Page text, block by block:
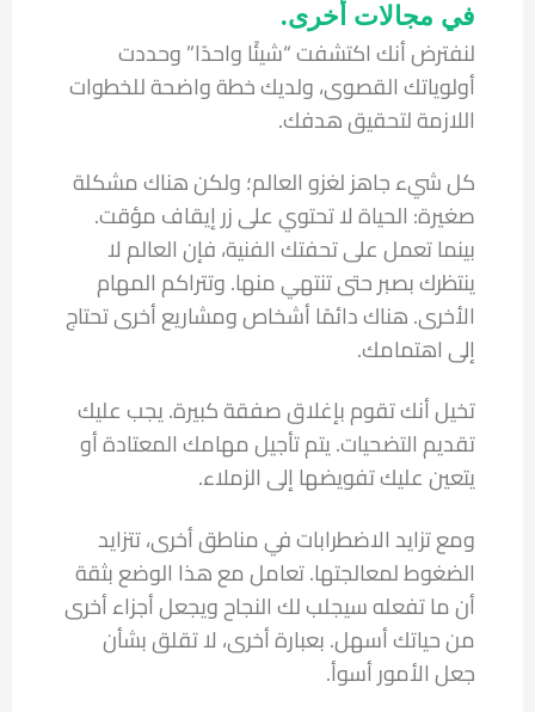
في مجالات أخرى.
لنفترض أنك اكتشفت “شيئًا واحدًا” وحددت
أولوياتك القصوى، ولديك خطة واضحة للخطوات
اللازمة لتحقيق هدفك.
كل شيء جاهز لغزو العالم؛ ولكن هناك مشكلة
صغيرة: الحياة لا تحتوي على زر إيقاف مؤقت.
بينما تعمل على تحفتك الفنية، فإن العالم لا
ينتظرك بصبر حتى تنتهي منها. وتتراكم المهام
الأخرى. هناك دائمًا أشخاص ومشاريع أخرى تحتاج
إلى اهتمامك.
تخيل أنك تقوم بإغلاق صفقة كبيرة. يجب عليك
تقديم التضحيات. يتم تأجيل مهامك المعتادة أو
يتعين عليك تفويضها إلى الزملاء.
ومع تزايد الاضطرابات في مناطق أخرى، تتزايد
الضغوط لمعالجتها. تعامل مع هذا الوضع بثقة
أن ما تفعله سيجلب لك النجاح ويجعل أجزاء أخرى
من حياتك أسهل. بعبارة أخرى، لا تقلق بشأن
جعل الأمور أسوأ.